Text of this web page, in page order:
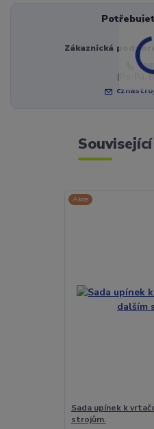
Zákaznická
(Po-Pá,
Akce
Sada upínek k
strojům.